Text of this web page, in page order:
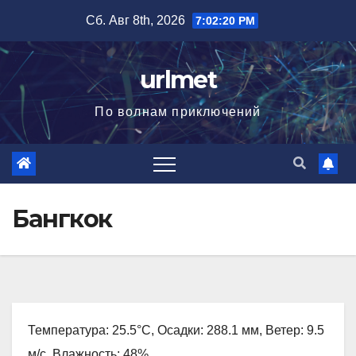
содержимому
Сб. Авг 8th, 2026 7:02:21 PM
urlmet
По волнам приключений
Бангкок
Температура: 25.5°C, Осадки: 288.1 мм, Ветер: 9.5